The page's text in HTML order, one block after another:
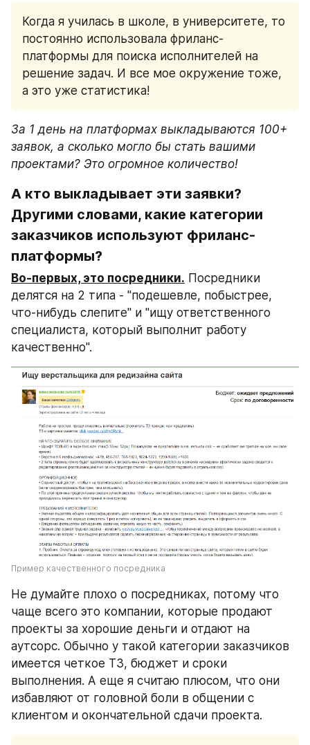
Когда я училась в школе, в университете, то
постоянно использовала фриланс-
платформы для поиска исполнителей на
решение задач. И все мое окружение тоже,
а это уже статистика!
За 1 день на платформах выкладываются 100+
заявок, а сколько могло бы стать вашими
проектами? Это огромное количество!
А кто выкладывает эти заявки?
Другими словами, какие категории
заказчиков используют фриланс-
платформы?
Во-первых, это посредники. Посредники
делятся на 2 типа - "подешевле, побыстрее,
что-нибудь слепите" и "ищу ответственного
специалиста, который выполнит работу
качественно".
Пример качественного посредника
Не думайте плохо о посредниках, потому что
чаще всего это компании, которые продают
проекты за хорошие деньги и отдают на
аутсорс. Обычно у такой категории заказчиков
имеется четкое ТЗ, бюджет и сроки
выполнения. А еще я считаю плюсом, что они
избавляют от головной боли в общении с
клиентом и окончательной сдачи проекта.